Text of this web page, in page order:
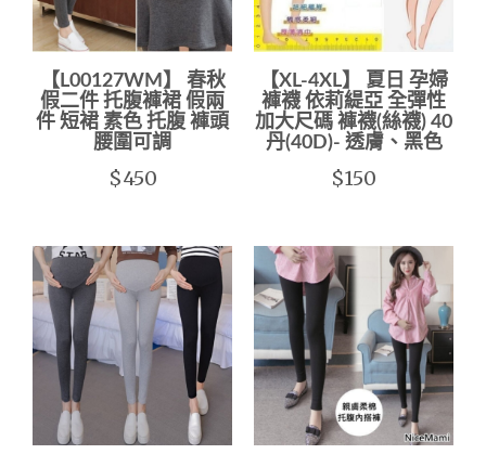
【L00127WM】 春秋
假二件 托腹褲裙 假兩
件 短裙 素色 托腹 褲頭
腰圍可調
$450
【XL-4XL】 夏日 孕婦
褲襪 依莉緹亞 全彈性
加大尺碼 褲襪(絲襪) 40
丹(40D)- 透膚、黑色
$150